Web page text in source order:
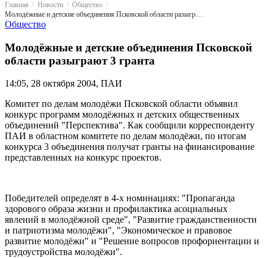
Главная Новости
Общество
Молодёжные и детские объединения Псковской области разыграют 3 гранта
Общество
Молодёжные и детские объединения Псковской
области разыграют 3 гранта
14:05, 28 октября 2004, ПАИ
Комитет по делам молодёжи Псковской области объявил
конкурс программ молодёжных и детских общественных
объединений "Перспектива". Как сообщили корреспонденту
ПАИ в областном комитете по делам молодёжи, по итогам
конкурса 3 объединения получат гранты на финансирование
представленных на конкурс проектов.
Победителей определят в 4-х номинациях: "Пропаганда
здорового образа жизни и профилактика асоциальных
явлений в молодёжной среде", "Развитие гражданственности
и патриотизма молодёжи", "Экономическое и правовое
развитие молодёжи" и "Решение вопросов профориентации и
трудоустройства молодёжи".